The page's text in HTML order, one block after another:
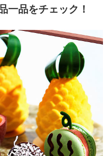
一品をチェック！